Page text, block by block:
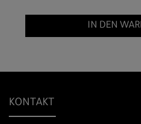
IN DEN
KONTAKT